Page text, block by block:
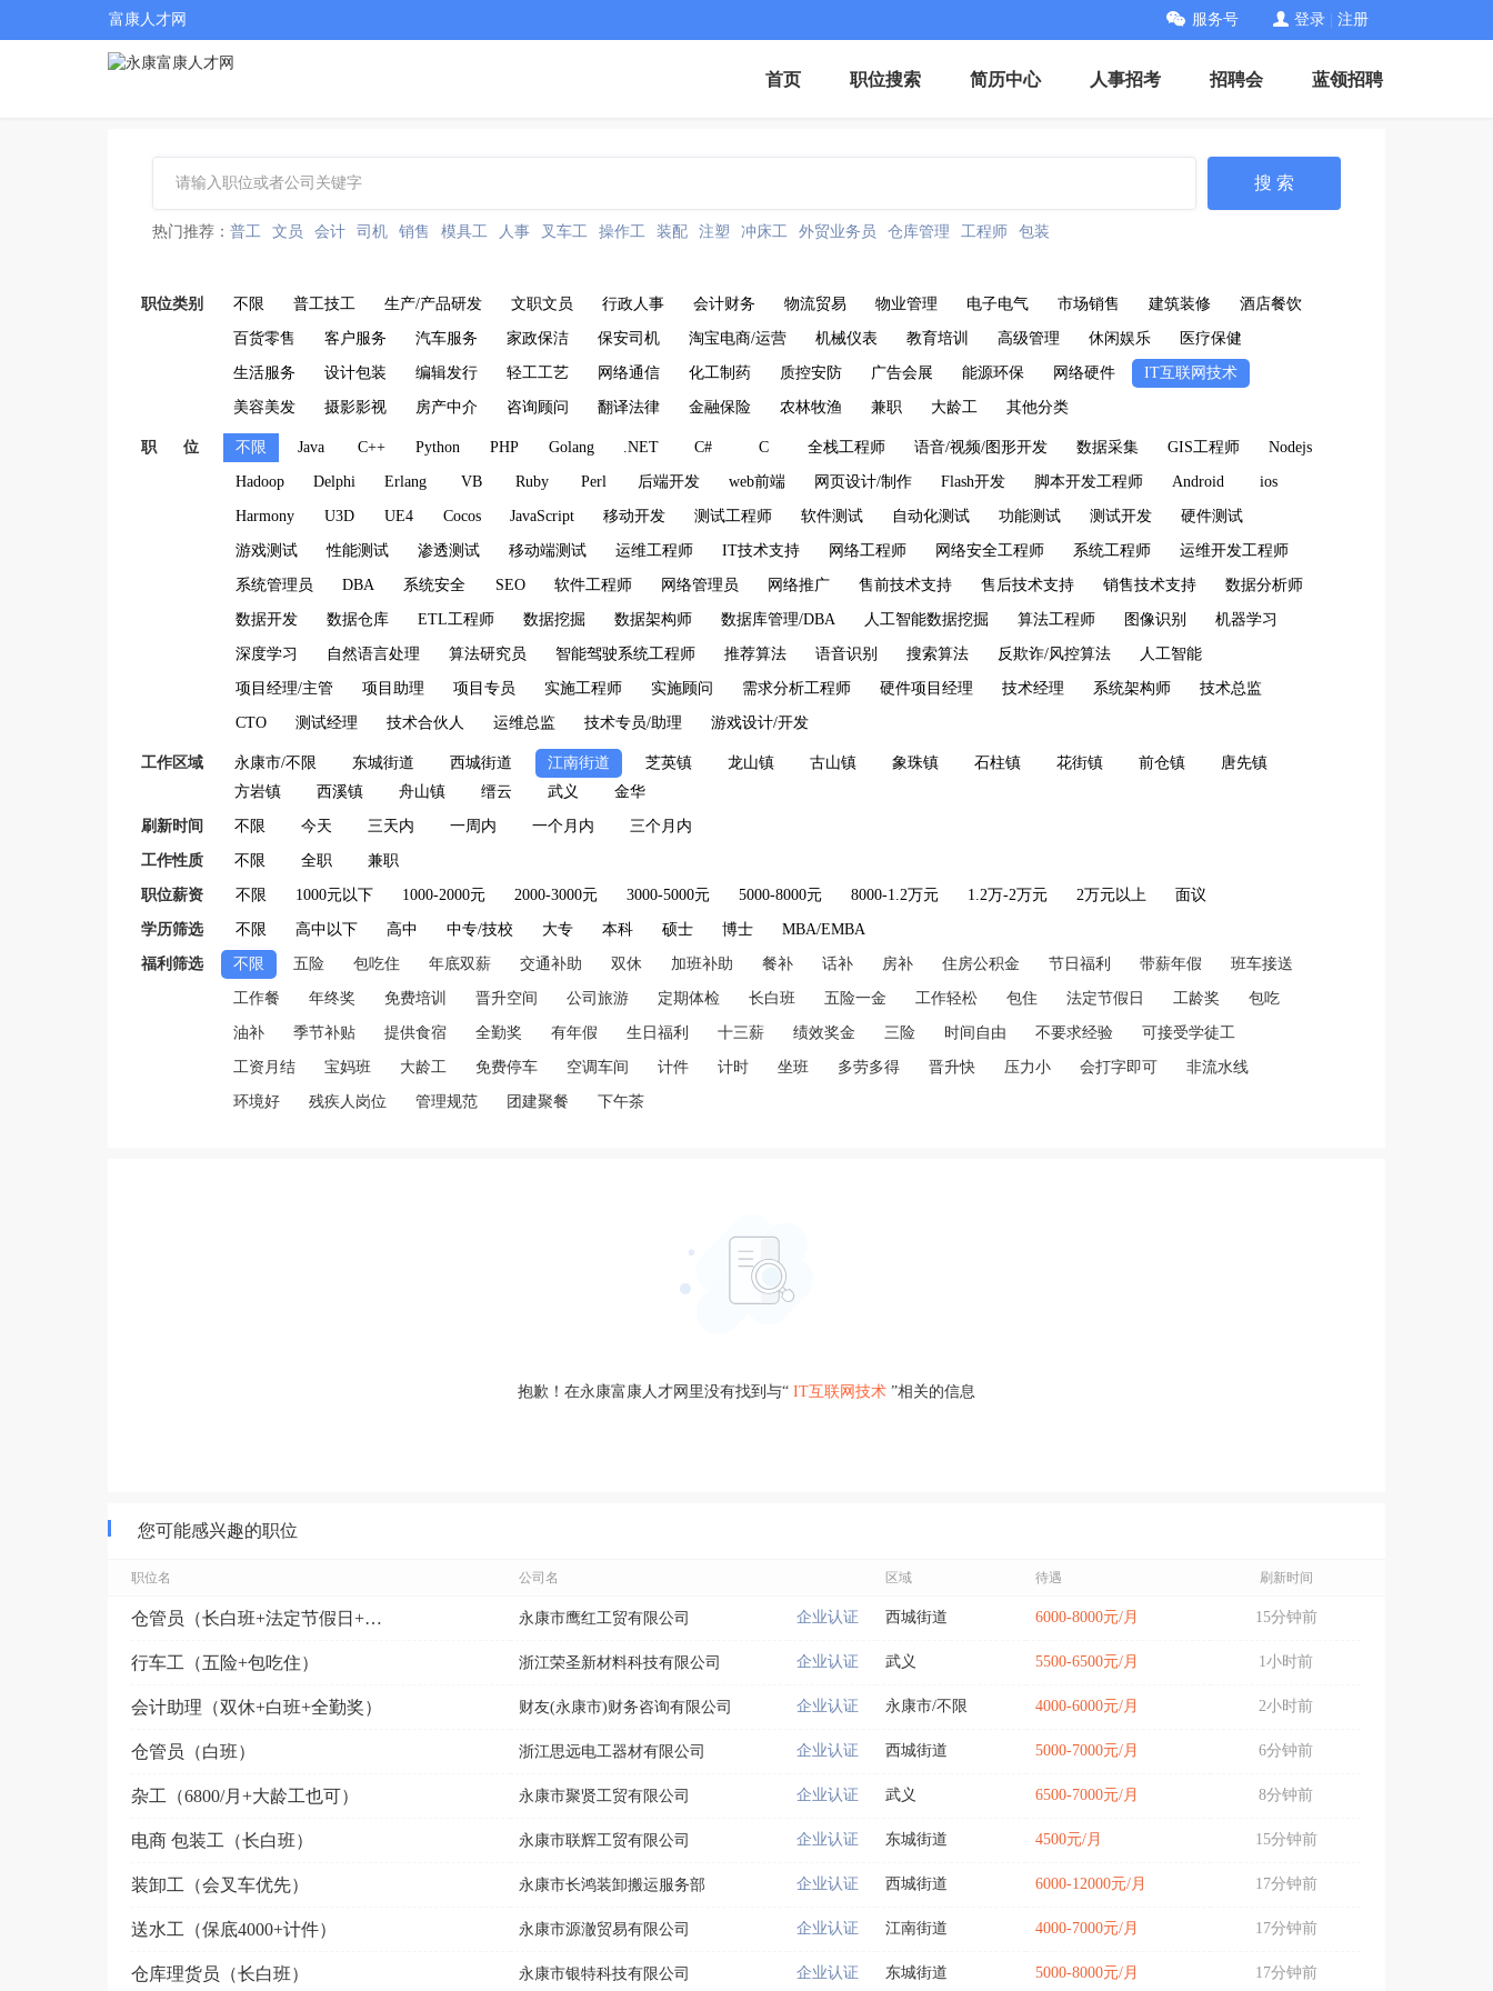
富康人才网 服务号 登录 注册
首页 职位搜索 简历中心 人事招考 招聘会 蓝领招聘
搜 索
热门推荐： 普工 文员 会计 司机 销售 模具工 人事 叉车工 操作工 装配 注塑 冲床工 外贸业务员 仓库管理 工程师 包装
职位类别 不限 普工技工 生产/产品研发 文职文员 行政人事 会计财务 物流贸易 物业管理 电子电气 市场销售 建筑装修 酒店餐饮
百货零售 客户服务 汽车服务 家政保洁 保安司机 淘宝电商/运营 机械仪表 教育培训 高级管理 休闲娱乐 医疗保健
生活服务 设计包装 编辑发行 轻工工艺 网络通信 化工制药 质控安防 广告会展 能源环保 网络硬件 IT互联网技术
美容美发 摄影影视 房产中介 咨询顾问 翻译法律 金融保险 农林牧渔 兼职 大龄工 其他分类
职 位 不限 Java C++ Python PHP Golang .NET C# C 全栈工程师 语音/视频/图形开发 数据采集 GIS工程师 Nodejs
Hadoop Delphi Erlang VB Ruby Perl 后端开发 web前端 网页设计/制作 Flash开发 脚本开发工程师 Android ios
Harmony U3D UE4 Cocos JavaScript 移动开发 测试工程师 软件测试 自动化测试 功能测试 测试开发 硬件测试
游戏测试 性能测试 渗透测试 移动端测试 运维工程师 IT技术支持 网络工程师 网络安全工程师 系统工程师 运维开发工程师
系统管理员 DBA 系统安全 SEO 软件工程师 网络管理员 网络推广 售前技术支持 售后技术支持 销售技术支持 数据分析师
数据开发 数据仓库 ETL工程师 数据挖掘 数据架构师 数据库管理/DBA 人工智能数据挖掘 算法工程师 图像识别 机器学习
深度学习 自然语言处理 算法研究员 智能驾驶系统工程师 推荐算法 语音识别 搜索算法 反欺诈/风控算法 人工智能
项目经理/主管 项目助理 项目专员 实施工程师 实施顾问 需求分析工程师 硬件项目经理 技术经理 系统架构师 技术总监
CTO 测试经理 技术合伙人 运维总监 技术专员/助理 游戏设计/开发
工作区域 永康市/不限 东城街道 西城街道 江南街道 芝英镇 龙山镇 古山镇 象珠镇 石柱镇 花街镇 前仓镇
唐先镇
方岩镇
西溪镇 舟山镇 缙云 武义 金华
刷新时间 不限 今天 三天内 一周内 一个月内 三个月内
工作性质 不限 全职 兼职
职位薪资 不限 1000元以下 1000-2000元 2000-3000元 3000-5000元 5000-8000元 8000-1.2万元 1.2万-2万元 2万元以上 面议
学历筛选 不限 高中以下 高中 中专/技校 大专 本科 硕士 博士 MBA/EMBA
福利筛选 不限 五险 包吃住 年底双薪 交通补助 双休 加班补助 餐补 话补 房补 住房公积金 节日福利 带薪年假 班车接送
工作餐 年终奖 免费培训 晋升空间 公司旅游 定期体检 长白班 五险一金 工作轻松 包住 法定节假日 工龄奖 包吃
油补 季节补贴 提供食宿 全勤奖 有年假 生日福利 十三薪 绩效奖金 三险 时间自由 不要求经验 可接受学徒工
工资月结 宝妈班 大龄工 免费停车 空调车间 计件 计时 坐班 多劳多得 晋升快 压力小 会打字即可 非流水线
环境好 残疾人岗位 管理规范 团建聚餐 下午茶
抱歉！在永康富康人才网里没有找到与“ IT互联网技术 ”相关的信息
您可能感兴趣的职位
职位名 公司名 区域 待遇 刷新时间
仓管员（长白班+法定节假日+早7晚6） 永康市鹰红工贸有限公司 企业认证 西城街道 6000-8000元/月 15分钟前
行车工（五险+包吃住） 浙江荣圣新材料科技有限公司 企业认证 武义 5500-6500元/月 1小时前
会计助理（双休+白班+全勤奖） 财友(永康市)财务咨询有限公司 企业认证 永康市/不限 4000-6000元/月 2小时前
仓管员（白班） 浙江思远电工器材有限公司 企业认证 西城街道 5000-7000元/月 6分钟前
杂工（6800/月+大龄工也可） 永康市聚贤工贸有限公司 企业认证 武义 6500-7000元/月 8分钟前
电商 包装工（长白班） 永康市联辉工贸有限公司 企业认证 东城街道 4500元/月 15分钟前
装卸工（会叉车优先） 永康市长鸿装卸搬运服务部 企业认证 西城街道 6000-12000元/月 17分钟前
送水工（保底4000+计件） 永康市源澈贸易有限公司 企业认证 江南街道 4000-7000元/月 17分钟前
仓库理货员（长白班） 永康市银特科技有限公司 企业认证 东城街道 5000-8000元/月 17分钟前